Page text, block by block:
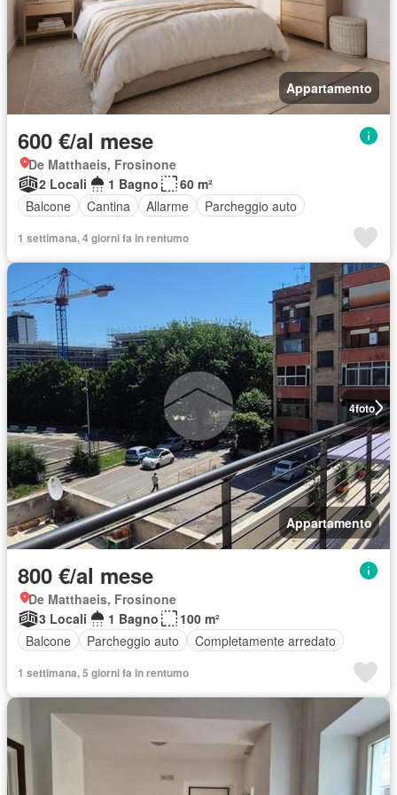
Appartamento
600 €/al mese
De Matthaeis, Frosinone
2 Locali
1 Bagno
60 m²
Balcone
Cantina Allarme Parcheggio auto
1 settimana, 4 giorni fa in rentumo
4foto
Appartamento
800 €/al mese
De Matthaeis, Frosinone
3 Locali
1 Bagno
100 m²
Balcone
Parcheggio auto Completamente arredato
1 settimana, 5 giorni fa in rentumo